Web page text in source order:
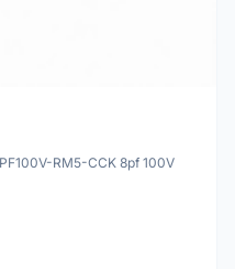
RM5-CCK 8pf 100V